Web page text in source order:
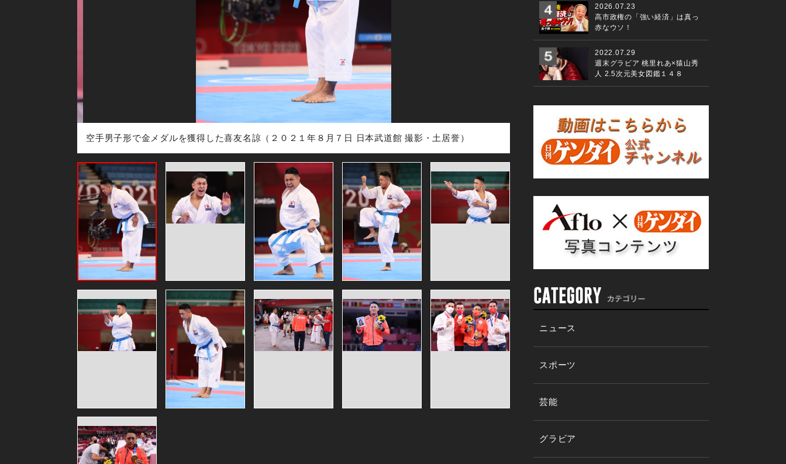
空手男子形で金メダルを獲得した喜友名諒（２０２１年８月７日 日本武道館 撮影・土居誉） 空手男子形で金メダルを獲得した喜友名諒（２０２１年８月７
2026.07.23
高市政権の「強い経済」は真っ
赤なウソ！
2022.07.29
週末グラビア 桃里れあ×猿山秀
人 2.5次元美女図鑑１４８
ニュース
スポーツ
芸能
グラビア